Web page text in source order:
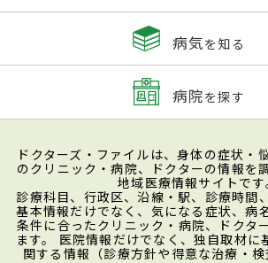
病気を知る
病院を探す
ドクターズ・ファイルは、身体の症状・
のクリニック・病院、ドクターの情報を
地域医療情報サイトです
診療科目、行政区、沿線・駅、診療時間
基本情報だけでなく、気になる症状、病
条件に合ったクリニック・病院、ドクタ
ます。 医院情報だけでなく、独自取材に
関する情報（診療方針や得意な治療・検